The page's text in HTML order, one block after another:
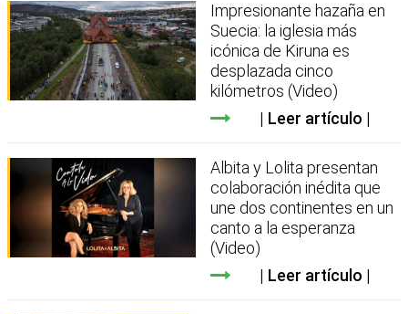
Impresionante hazaña en
Suecia: la iglesia más
icónica de Kiruna es
desplazada cinco
kilómetros (Video)
Leer artículo
Albita y Lolita presentan
colaboración inédita que
une dos continentes en un
canto a la esperanza
(Video)
Leer artículo